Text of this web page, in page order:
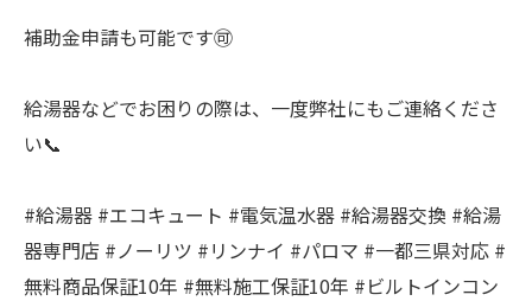
補助金申請も可能です🉑
給湯器などでお困りの際は、一度弊社にもご連絡くださ
い📞
#給湯器 #エコキュート #電気温水器 #給湯器交換 #給湯
器専門店 #ノーリツ #リンナイ #パロマ #一都三県対応 #
無料商品保証10年 #無料施工保証10年 #ビルトインコン